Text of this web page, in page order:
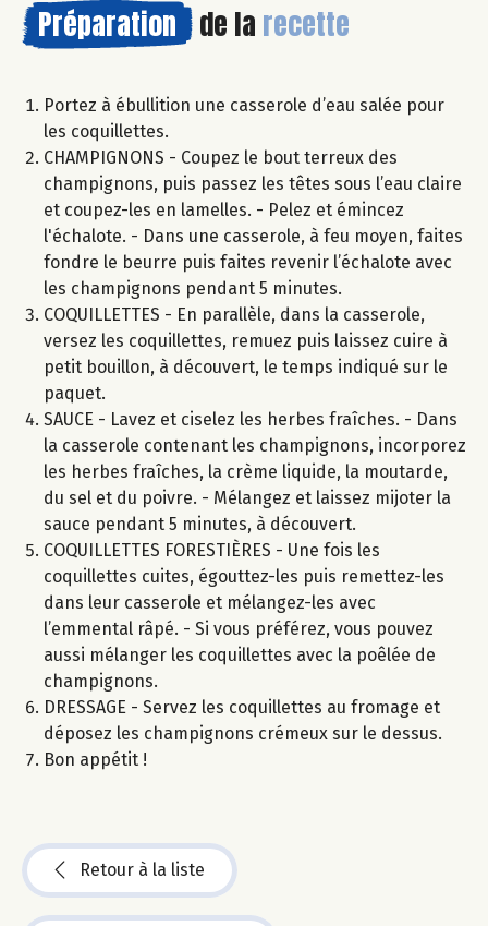
Préparation de la recette
Portez à ébullition une casserole d’eau salée pour
les coquillettes.
CHAMPIGNONS - Coupez le bout terreux des
champignons, puis passez les têtes sous l’eau claire
et coupez-les en lamelles. - Pelez et émincez
l'échalote. - Dans une casserole, à feu moyen, faites
fondre le beurre puis faites revenir l’échalote avec
les champignons pendant 5 minutes.
COQUILLETTES - En parallèle, dans la casserole,
versez les coquillettes, remuez puis laissez cuire à
petit bouillon, à découvert, le temps indiqué sur le
paquet.
SAUCE - Lavez et ciselez les herbes fraîches. - Dans
la casserole contenant les champignons, incorporez
les herbes fraîches, la crème liquide, la moutarde,
du sel et du poivre. - Mélangez et laissez mijoter la
sauce pendant 5 minutes, à découvert.
COQUILLETTES FORESTIÈRES - Une fois les
coquillettes cuites, égouttez-les puis remettez-les
dans leur casserole et mélangez-les avec
l’emmental râpé. - Si vous préférez, vous pouvez
aussi mélanger les coquillettes avec la poêlée de
champignons.
DRESSAGE - Servez les coquillettes au fromage et
déposez les champignons crémeux sur le dessus.
Bon appétit !
Retour à la liste